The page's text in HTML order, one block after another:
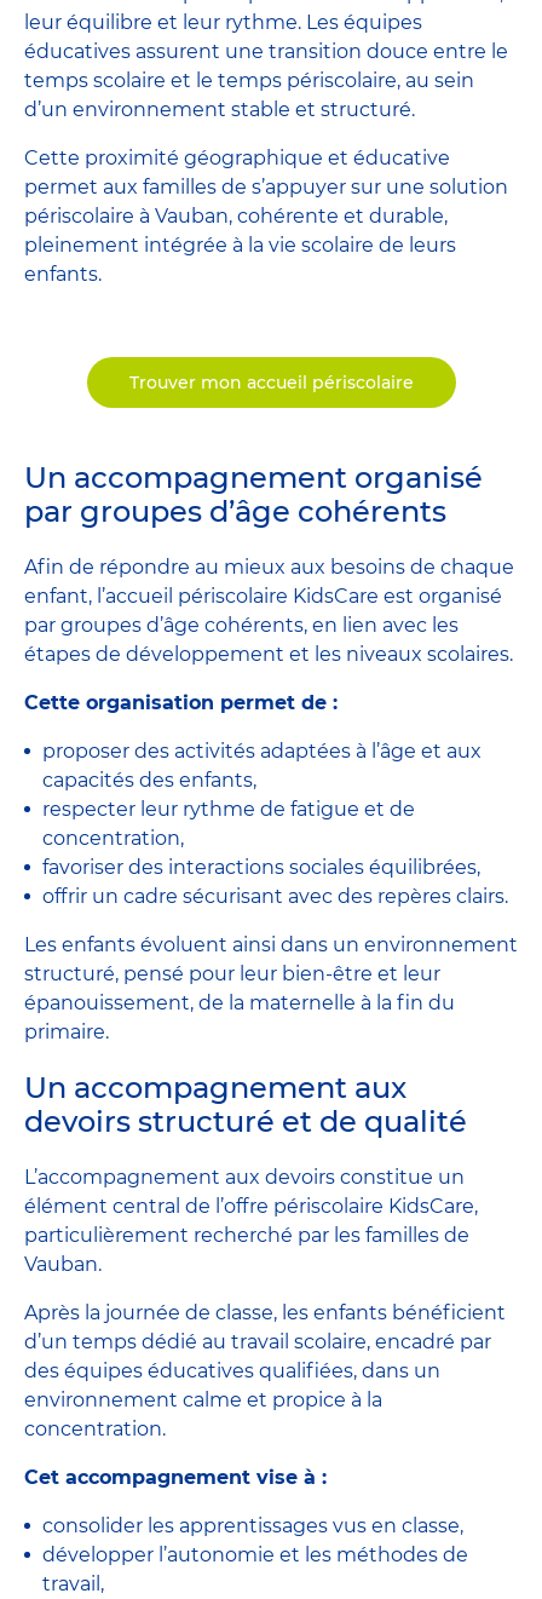
leur équilibre et leur rythme. Les équipes
éducatives assurent une transition douce entre le
temps scolaire et le temps périscolaire, au sein
d’un environnement stable et structuré.
Cette proximité géographique et éducative
permet aux familles de s’appuyer sur une solution
périscolaire à Vauban, cohérente et durable,
pleinement intégrée à la vie scolaire de leurs
enfants.
Trouver mon accueil périscolaire
Un accompagnement organisé
par groupes d’âge cohérents
Afin de répondre au mieux aux besoins de chaque
enfant, l’accueil périscolaire KidsCare est organisé
par groupes d’âge cohérents, en lien avec les
étapes de développement et les niveaux scolaires.
Cette organisation permet de :
proposer des activités adaptées à l’âge et aux
capacités des enfants,
respecter leur rythme de fatigue et de
concentration,
favoriser des interactions sociales équilibrées,
offrir un cadre sécurisant avec des repères clairs.
Les enfants évoluent ainsi dans un environnement
structuré, pensé pour leur bien-être et leur
épanouissement, de la maternelle à la fin du
primaire.
Un accompagnement aux
devoirs structuré et de qualité
L’accompagnement aux devoirs constitue un
élément central de l’offre périscolaire KidsCare,
particulièrement recherché par les familles de
Vauban.
Après la journée de classe, les enfants bénéficient
d’un temps dédié au travail scolaire, encadré par
des équipes éducatives qualifiées, dans un
environnement calme et propice à la
concentration.
Cet accompagnement vise à :
consolider les apprentissages vus en classe,
développer l’autonomie et les méthodes de
travail,